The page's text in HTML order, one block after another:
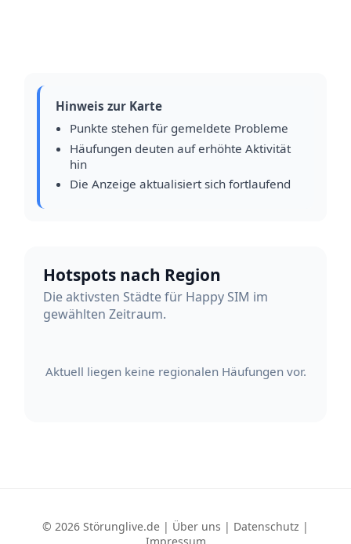
Hinweis zur Karte
Punkte stehen für gemeldete Probleme
Häufungen deuten auf erhöhte Aktivität
hin
Die Anzeige aktualisiert sich fortlaufend
Hotspots nach Region
Die aktivsten Städte für Happy SIM im
gewählten Zeitraum.
Aktuell liegen keine regionalen Häufungen vor.
© 2026 Störunglive.de | Über uns | Datenschutz |